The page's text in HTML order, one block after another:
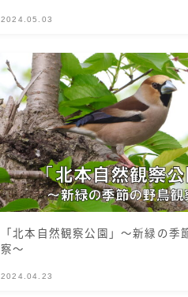
2024.05.03
「北本自然観察公園」～新緑の季
察～
2024.04.23